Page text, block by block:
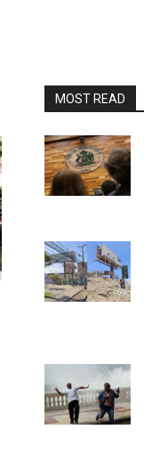
MOST READ